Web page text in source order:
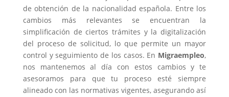
de obtención de la nacionalidad española. Entre los
cambios más relevantes se encuentran la
simplificación de ciertos trámites y la digitalización
del proceso de solicitud, lo que permite un mayor
control y seguimiento de los casos. En Migraempleo,
nos mantenemos al día con estos cambios y te
asesoramos para que tu proceso esté siempre
alineado con las normativas vigentes, asegurando así